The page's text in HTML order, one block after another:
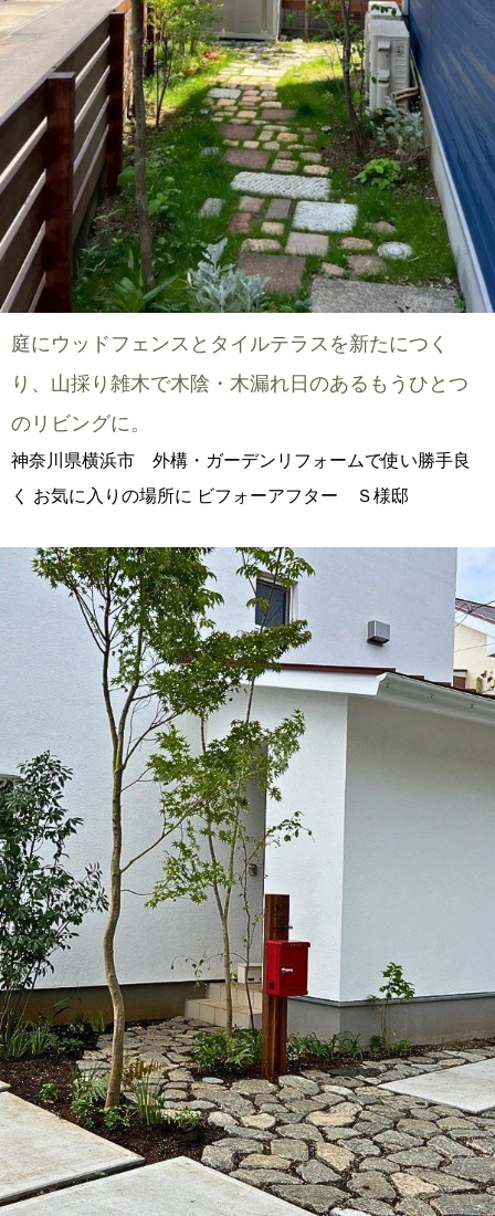
庭にウッドフェンスとタイルテラスを新たにつく
り、山採り雑木で木陰・木漏れ日のあるもうひとつ
のリビングに。
神奈川県横浜市 外構・ガーデンリフォームで使い勝手良
く お気に入りの場所に ビフォーアフター Ｓ様邸